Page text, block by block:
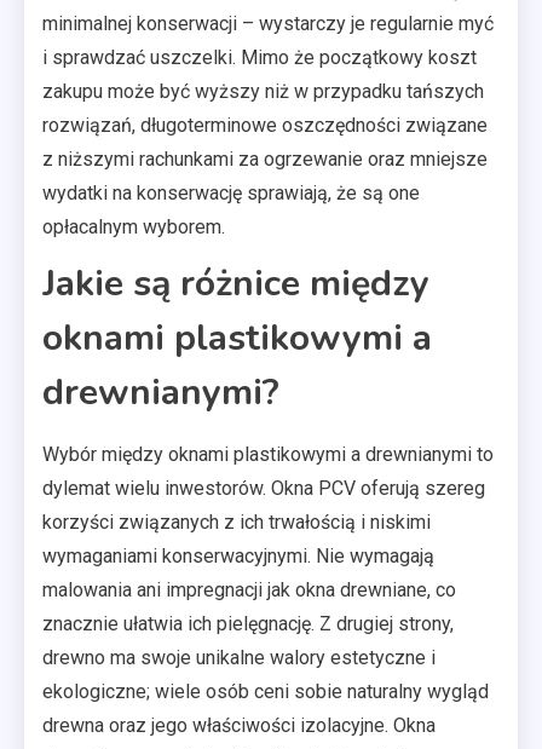
minimalnej konserwacji – wystarczy je regularnie myć
i sprawdzać uszczelki. Mimo że początkowy koszt
zakupu może być wyższy niż w przypadku tańszych
rozwiązań, długoterminowe oszczędności związane
z niższymi rachunkami za ogrzewanie oraz mniejsze
wydatki na konserwację sprawiają, że są one
opłacalnym wyborem.
Jakie są różnice między
oknami plastikowymi a
drewnianymi?
Wybór między oknami plastikowymi a drewnianymi to
dylemat wielu inwestorów. Okna PCV oferują szereg
korzyści związanych z ich trwałością i niskimi
wymaganiami konserwacyjnymi. Nie wymagają
malowania ani impregnacji jak okna drewniane, co
znacznie ułatwia ich pielęgnację. Z drugiej strony,
drewno ma swoje unikalne walory estetyczne i
ekologiczne; wiele osób ceni sobie naturalny wygląd
drewna oraz jego właściwości izolacyjne. Okna